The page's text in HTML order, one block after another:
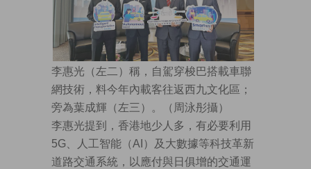
李惠光（左二）稱，自駕穿梭巴搭載車聯
網技術，料今年內載客往返西九文化區；
旁為葉成輝（左三）。（周泳彤攝）
李惠光提到，香港地少人多，有必要利用
5G、人工智能（AI）及大數據等科技革新
道路交通系統，以應付與日俱增的交通運